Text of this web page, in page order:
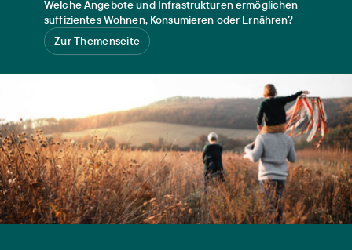
Welche Angebote und Infrastrukturen ermöglichen
suffizientes Wohnen, Konsumieren oder Ernähren?
Zur Themenseite